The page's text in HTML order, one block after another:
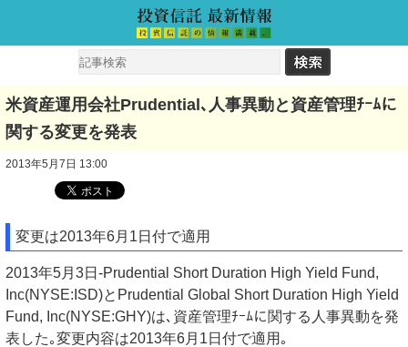
米資産運用会社Prudential､人事異動と資産管理ﾁｰﾑに
関する変更を発表
2013年5月7日 13:00
変更は2013年6月1日付で適用
2013年5月3日-Prudential Short Duration High Yield Fund,
Inc(NYSE:ISD)とPrudential Global Short Duration High Yield
Fund, Inc(NYSE:GHY)は､資産管理ﾁｰﾑに関する人事異動を発
表した｡変更内容は2013年6月1日付で適用｡